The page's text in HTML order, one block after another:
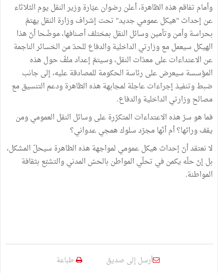
وأمام تفاقم هذه الظاهرة، أعلن رضوان عيّارة وزير النقل يوم الثلاثاء
عن إحداث "هيكل عمومي جديد" تحت إشراف وزارة النقل يهتمّ
بحراسة وأمن وتأمين وسائل النقل بمختلف أصنافها، موضّحا أنّ هذا
الهيكل سيعمل مع وزارتي الداخلية والدفاع للحدّ من الخسائر الناجمة
عن الاعتداءات على معدّات النقل، وسيتمّ إعداد ملفّ حول هذه
المؤسسة سيعرض على رئاسة الحكومة للمصادقة عليه، إلى جانب
ضبط وتنفيذ إجراءات عاجلة لمجابهة هذه الظاهرة ودعم التنسيق مع
مصالح وزارتي الداخلية والدفاع.
فما هو سرّ هذه الاعتداءات المتكرّرة على وسائل النقل العمومي ومن
يقف ورائها؟ أم أنّها مجرّد سلوك همجي عدواني؟
لا نعتقد أنّ إحداث هيكل عمومي لمواجهة هذه الظاهرة سيحلّ المشكل،
بل إنّ حلّه يكمن في تحلّي المواطن بالحسّ المدني والتشبّع بثقافة
المواطنة.
أرسل إلى صديق طباعة